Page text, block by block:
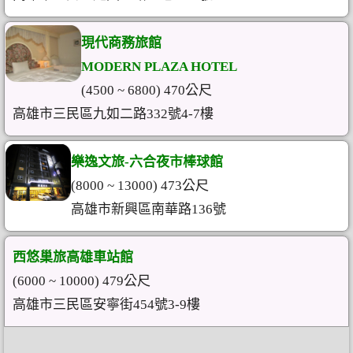
現代商務旅館
MODERN PLAZA HOTEL
(4500 ~ 6800) 470公尺
高雄市三民區九如二路332號4-7樓
樂逸文旅-六合夜市棒球館
(8000 ~ 13000) 473公尺
高雄市新興區南華路136號
西悠巢旅高雄車站館
(6000 ~ 10000) 479公尺
高雄市三民區安寧街454號3-9樓